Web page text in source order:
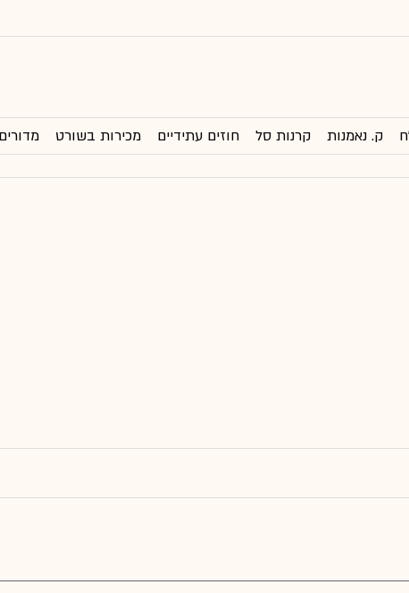
ק. נאמנות קרנות סל חוזים עתידיים מכירות בשורט